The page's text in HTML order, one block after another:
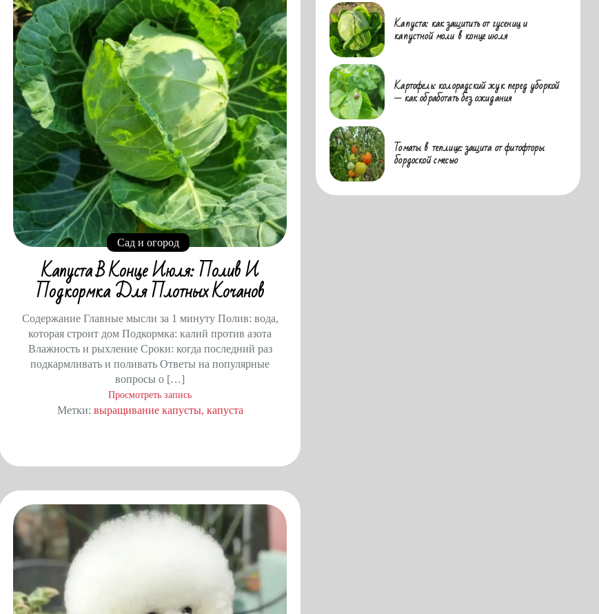
Сад и огород
Капуста В Конце Июля: Полив И
Подкормка Для Плотных Кочанов
Содержание Главные мысли за 1 минуту Полив: вода,
которая строит дом Подкормка: калий против азота
Влажность и рыхление Сроки: когда последний раз
подкармливать и поливать Ответы на популярные
вопросы о […]
Просмотреть запись
Метки: выращивание капусты капуста
Капуста: как защитить от гусениц и
капустной моли в конце июля
Картофель: колорадский жук перед уборкой
— как обработать без ожидания
Томаты в теплице: защита от фитофторы
бордоской смесью